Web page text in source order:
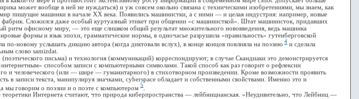
может вообще в ней не нуждаться) и уж совсем окольно связана с техническими изобретениями, мы знаем, как
мир пишущие машинки в начале ХХ века. Появились машинистки, а с ними — и целая индустрия: например, новые
Сложился даже особый куртуазный этикет при общении «с машинисткой». Штат машинисток, придавших
ритм офисному миру, — это еще слишком общий результат множительного нововведения, ведь машинка
формы и язык эпохи, грамматические нормы, в одночасье разрушила «правильность» гутенберговской
по-новому услышать дикцию автора (когда диктовали вслух), в конце концов повлияла на поэзию 4 и сделала
слово samizdat.
письма) и технология (коммуникаций) корреспондируют; в случае Скандиаки это демонстрируется
способом записи с компьютерными символами. Такой способ как раз говорит о рефлексии
и человеческого (или — шире — гуманитарного) в стихотворном произведении. Кроме возможности проявить
в записи текста, манипулируя значками, cyberspace обладает и собственными свойствами. Именно это и
мы говорим о поэзии и о поэте с компьютером 5
Интернета считают, что природа киберпространства — лейбницианская. «Неудивительно, что Лейбниц —